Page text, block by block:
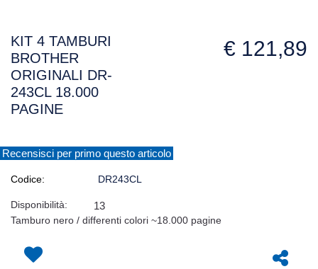
KIT 4 TAMBURI
BROTHER
ORIGINALI DR-
243CL 18.000
PAGINE
€ 121,89
Recensisci per primo questo articolo
Codice: DR243CL
Disponibilità: 13
Tamburo nero / differenti colori ~18.000 pagine